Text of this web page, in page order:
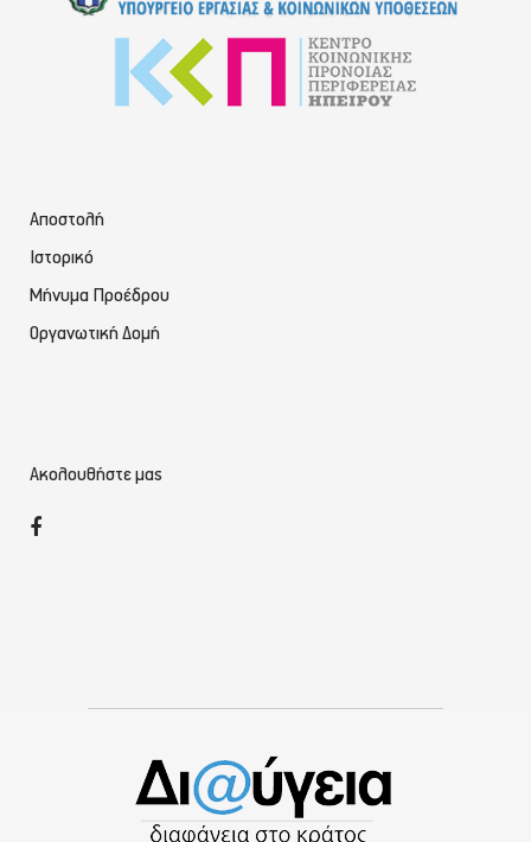
Αποστολή
Ιστορικό
Μήνυμα Προέδρου
Οργανωτική Δομή
Ακολουθήστε μας